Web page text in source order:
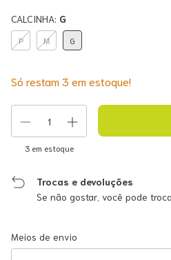
CALCINHA: G
P M G
Só restam 3 em estoque!
3em estoque
Trocas e devoluções
Se não gostar, você pode
Entregas para o CEP:
Meios de envio